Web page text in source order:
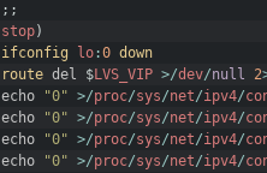
; ;
stop)
ifconfig
lo:0 down
route del $LVS_VIP >/dev/null 2
echo
"0" >/proc/sys/net/ipv4/
echo
"0" >/proc/sys/net/ipv4/
echo
"0" >/proc/sys/net/ipv4/
echo
"0" >/proc/sys/net/ipv4/